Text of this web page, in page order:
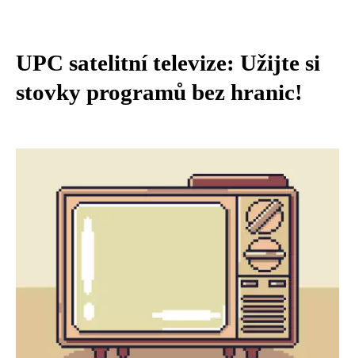
UPC satelitní televize: Užijte si
stovky programů bez hranic!